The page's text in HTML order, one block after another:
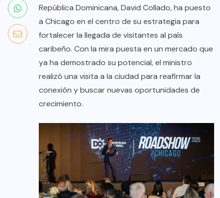
República Dominicana, David Collado, ha puesto
a Chicago en el centro de su estrategia para
fortalecer la llegada de visitantes al país
caribeño. Con la mira puesta en un mercado que
ya ha demostrado su potencial, el ministro
realizó una visita a la ciudad para reafirmar la
conexión y buscar nuevas oportunidades de
crecimiento.